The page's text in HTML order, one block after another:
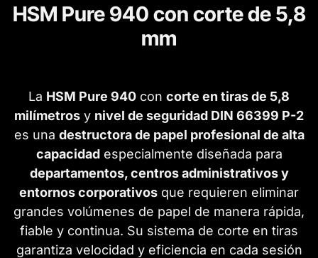
HSM Pure 940 con corte de 5,8
mm
La HSM Pure 940 con corte en tiras de 5,8
milímetros y nivel de seguridad DIN 66399 P-2
es una destructora de papel profesional de alta
capacidadespecialmente diseñada para
departamentos, centros administrativos y
entornos corporativos que requieren eliminar
grandes volúmenes de papel de manera rápida,
fiable y continua. Su sistema de corte en tiras
garantiza velocidad y eficiencia en cada sesión